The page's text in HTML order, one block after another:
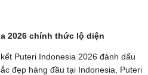
2026 chính thức lộ diện
Puteri Indonesia 2026 đánh dấu
đẹp hàng đầu tại Indonesia, Puteri